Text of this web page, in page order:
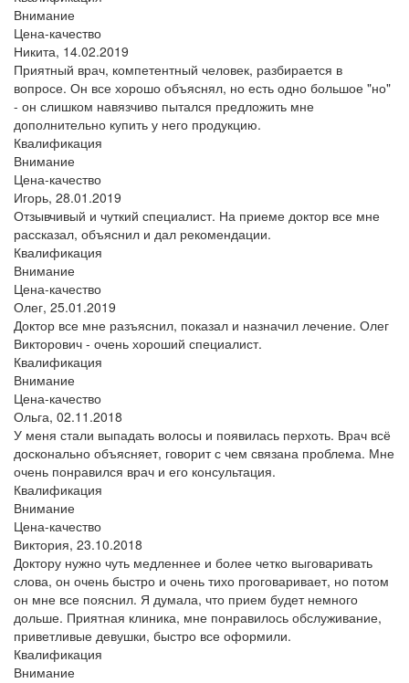
Внимание
Цена-качество
Никита, 14.02.2019
Приятный врач, компетентный человек, разбирается в
вопросе. Он все хорошо объяснял, но есть одно большое "но"
- он слишком навязчиво пытался предложить мне
дополнительно купить у него продукцию.
Квалификация
Внимание
Цена-качество
Игорь, 28.01.2019
Отзывчивый и чуткий специалист. На приеме доктор все мне
рассказал, объяснил и дал рекомендации.
Квалификация
Внимание
Цена-качество
Олег, 25.01.2019
Доктор все мне разъяснил, показал и назначил лечение. Олег
Викторович - очень хороший специалист.
Квалификация
Внимание
Цена-качество
Ольга, 02.11.2018
У меня стали выпадать волосы и появилась перхоть. Врач всё
досконально объясняет, говорит с чем связана проблема. Мне
очень понравился врач и его консультация.
Квалификация
Внимание
Цена-качество
Виктория, 23.10.2018
Доктору нужно чуть медленнее и более четко выговаривать
слова, он очень быстро и очень тихо проговаривает, но потом
он мне все пояснил. Я думала, что прием будет немного
дольше. Приятная клиника, мне понравилось обслуживание,
приветливые девушки, быстро все оформили.
Квалификация
Внимание